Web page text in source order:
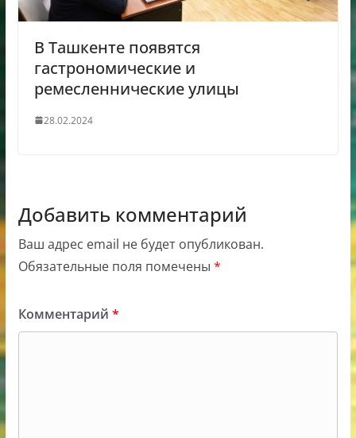
В Ташкенте появятся
гастрономические и
ремесленнические улицы
28.02.2024
Добавить комментарий
Ваш адрес email не будет опубликован.
Обязательные поля помечены *
Комментарий *